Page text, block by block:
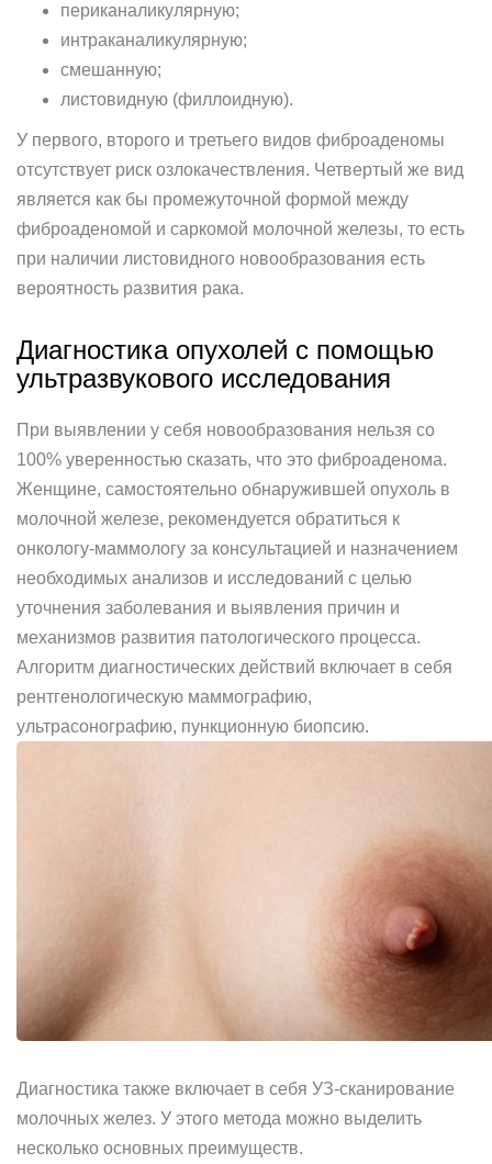
периканаликулярную;
интраканаликулярную;
смешанную;
листовидную (филлоидную).
У первого, второго и третьего видов фиброаденомы
отсутствует риск озлокачествления. Четвертый же вид
является как бы промежуточной формой между
фиброаденомой и саркомой молочной железы, то есть
при наличии листовидного новообразования есть
вероятность развития рака.
Диагностика опухолей с помощью
ультразвукового исследования
При выявлении у себя новообразования нельзя со
100% уверенностью сказать, что это фиброаденома.
Женщине, самостоятельно обнаружившей опухоль в
молочной железе, рекомендуется обратиться к
онкологу-маммологу за консультацией и назначением
необходимых анализов и исследований с целью
уточнения заболевания и выявления причин и
механизмов развития патологического процесса.
Алгоритм диагностических действий включает в себя
рентгенологическую маммографию,
ультрасонографию, пункционную биопсию.
Диагностика также включает в себя УЗ-сканирование
молочных желез. У этого метода можно выделить
несколько основных преимуществ.